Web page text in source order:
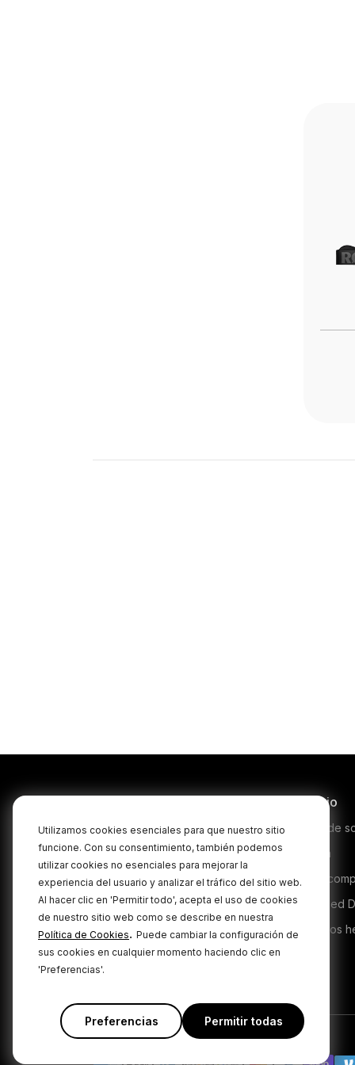
Utilizamos cookies esenciales para que nuestro sitio
funcione. Con su consentimiento, también podemos
utilizar cookies no esenciales para mejorar la
experiencia del usuario y analizar el tráfico del sitio web.
Al hacer clic en 'Permitir todo', acepta el uso de cookies
de nuestro sitio web como se describe en nuestra
Política de Cookies. Puede cambiar la configuración de
sus cookies en cualquier momento haciendo clic en
'Preferencias'.
Preferencias Permitir todas
Microphones
Headphones
Interfaces and Mixers
Accessories
Kits
Apparel
Servicio
Centro de
Garantía
Dónde
Authorised
Productos